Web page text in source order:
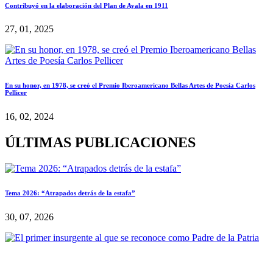
Contribuyó en la elaboración del Plan de Ayala en 1911
27, 01, 2025
En su honor, en 1978, se creó el Premio Iberoamericano Bellas Artes de Poesía Carlos
Pellicer
16, 02, 2024
ÚLTIMAS PUBLICACIONES
Tema 2026: “Atrapados detrás de la estafa”
30, 07, 2026